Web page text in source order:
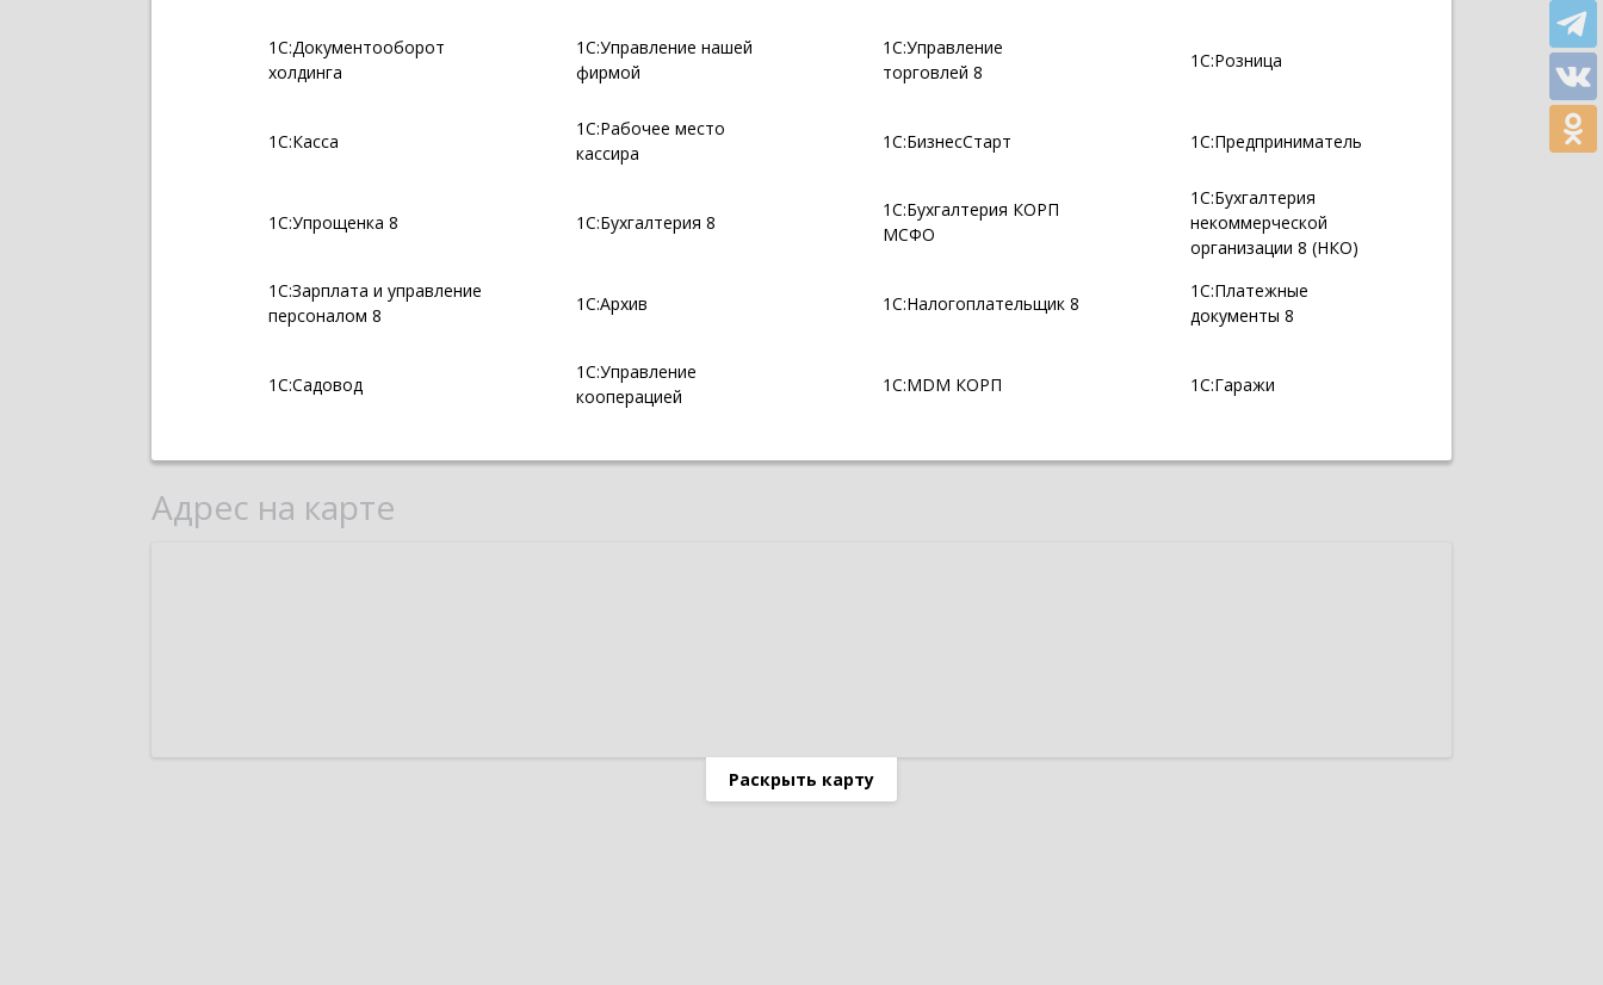
1С:Документооборот
холдинга
1С:Управление нашей
фирмой
1С:Управление
торговлей 8
1С:Розница
1С:Касса
1С:Рабочее место
кассира
1С:БизнесСтарт 1С:Предприниматель
1С:Упрощенка 8 1С:Бухгалтерия 8
1С:Бухгалтерия КОРП
МСФО
1С:Бухгалтерия
некоммерческой
организации 8 (НКО)
1С:Зарплата и управление
персоналом 8
1С:Архив 1С:Налогоплательщик 8
1С:Платежные
документы 8
1С:Садовод
1С:Управление
кооперацией
1С:MDM КОРП 1С:Гаражи
Адрес на карте
Раскрыть карту